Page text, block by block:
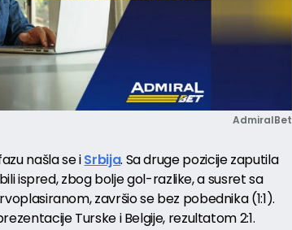
AdmiralBet
našla se iSrbija. Sa druge pozicije zaputila
ispred, zbog bolje gol-razlike, a susret sa
završio se bez pobednika (1:1).
Turske i Belgije, rezultatom 2:1.